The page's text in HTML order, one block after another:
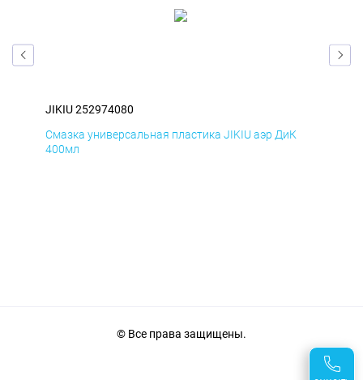
JIKIU 252974080
Смазка универсальная пластика JIKIU аэр ДиК
400мл
© Все права защищены.